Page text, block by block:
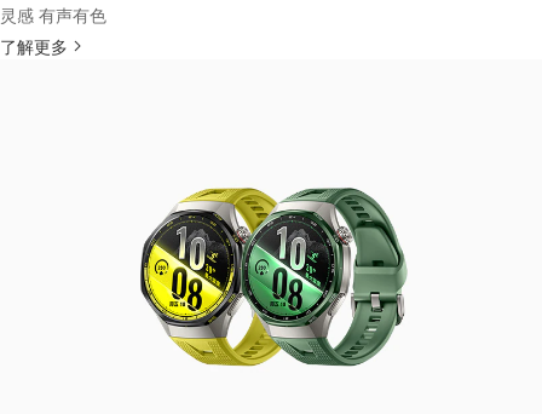
灵感 有声有色
了解更多